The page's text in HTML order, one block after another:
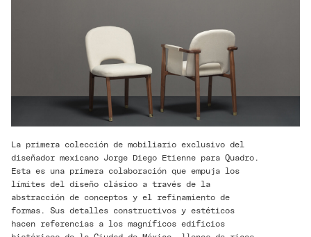
La primera colección de mobiliario exclusivo del
diseñador mexicano Jorge Diego Etienne para Quadro.
Esta es una primera colaboración que empuja los
límites del diseño clásico a través de la
abstracción de conceptos y el refinamiento de
formas. Sus detalles constructivos y estéticos
hacen referencias a los magníficos edificios